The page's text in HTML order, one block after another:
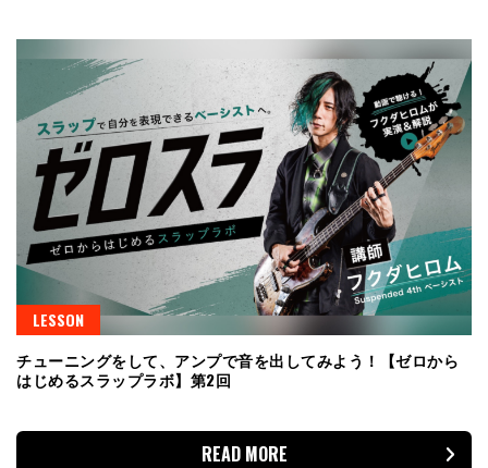
LESSON
チューニングをして、アンプで音を出してみよう！【ゼロから
はじめるスラップラボ】第2回
READ MORE